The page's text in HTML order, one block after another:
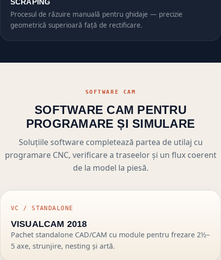
SCRAPING
Procesul de răzuire manuală pentru ghidaje — precizie
geometrică superioară față de rectificare.
SOFTWARE CAM
SOFTWARE CAM PENTRU
PROGRAMARE ȘI SIMULARE
Soluțiile software completează partea de utilaj cu
programare CNC, verificare a traseelor și un flux coerent
de la model la piesă.
VC / STANDALONE
VISUALCAM 2018
Pachet standalone CAD/CAM cu module pentru frezare 2½–
5 axe, strunjire, nesting și artă.